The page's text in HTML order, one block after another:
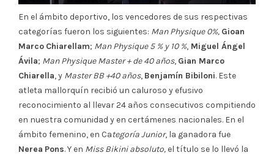
En el ámbito deportivo, los vencedores de sus respectivas
categorías fueron los siguientes: Man Physique 0%, Gioan
Marco Chiarellam; Man Physique 5 % y 10 %, Miguel Ángel
Ávila; Man Physique Master + de 40 años, Gian Marco
Chiarella, y Master BB +40 años, Benjamín Bibiloni. Este
atleta mallorquín recibió un caluroso y efusivo
reconocimiento al llevar 24 años consecutivos compitiendo
en nuestra comunidad y en certámenes nacionales. En el
ámbito femenino, en Categoría Junior, la ganadora fue
Nerea Pons. Y en Miss Bikini absoluto, el título se lo llevó la